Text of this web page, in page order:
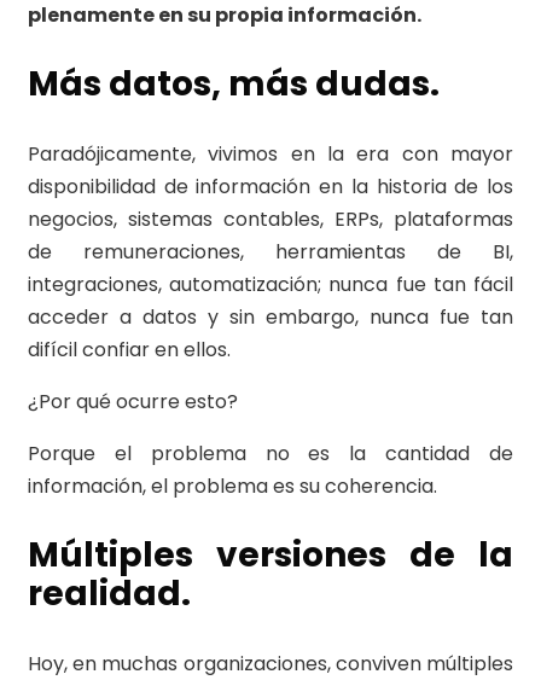
plenamente en su propia información.
Más datos, más dudas.
Paradójicamente, vivimos en la era con mayor
disponibilidad de información en la historia de los
negocios, sistemas contables, ERPs, plataformas
de remuneraciones, herramientas de BI,
integraciones, automatización; nunca fue tan fácil
acceder a datos y sin embargo, nunca fue tan
difícil confiar en ellos.
¿Por qué ocurre esto?
Porque el problema no es la cantidad de
información, el problema es su coherencia.
Múltiples versiones de la
realidad.
Hoy, en muchas organizaciones, conviven múltiples